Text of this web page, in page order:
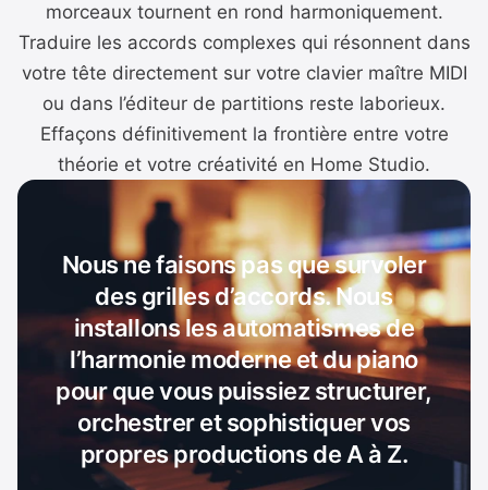
morceaux tournent en rond harmoniquement.
Traduire les accords complexes qui résonnent dans
votre tête directement sur votre clavier maître MIDI
ou dans l’éditeur de partitions reste laborieux.
Effaçons définitivement la frontière entre votre
théorie et votre créativité en Home Studio.
Nous ne faisons pas que survoler
des grilles d’accords. Nous
installons les automatismes de
l’harmonie moderne et du piano
pour que vous puissiez structurer,
orchestrer et sophistiquer vos
propres productions de A à Z.